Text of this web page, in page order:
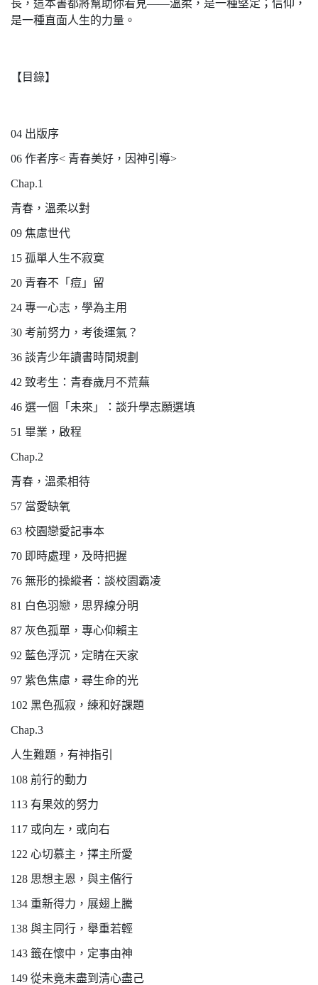
長，這本書都將幫助你看見——溫柔，是一種堅定；信仰，
是一種直面人生的力量。
【目錄】
04 出版序
06 作者序< 青春美好，因神引導>
Chap.1
青春，溫柔以對
09 焦慮世代
15 孤單人生不寂寞
20 青春不「痘」留
24 專一心志，學為主用
30 考前努力，考後運氣？
36 談青少年讀書時間規劃
42 致考生：青春歲月不荒蕪
46 選一個「未來」：談升學志願選填
51 畢業，啟程
Chap.2
青春，溫柔相待
57 當愛缺氧
63 校園戀愛記事本
70 即時處理，及時把握
76 無形的操縱者：談校園霸凌
81 白色羽戀，思界線分明
87 灰色孤單，專心仰賴主
92 藍色浮沉，定睛在天家
97 紫色焦慮，尋生命的光
102 黑色孤寂，練和好課題
Chap.3
人生難題，有神指引
108 前行的動力
113 有果效的努力
117 或向左，或向右
122 心切慕主，擇主所愛
128 思想主恩，與主偕行
134 重新得力，展翅上騰
138 與主同行，舉重若輕
143 籤在懷中，定事由神
149 從未竟未盡到清心盡己